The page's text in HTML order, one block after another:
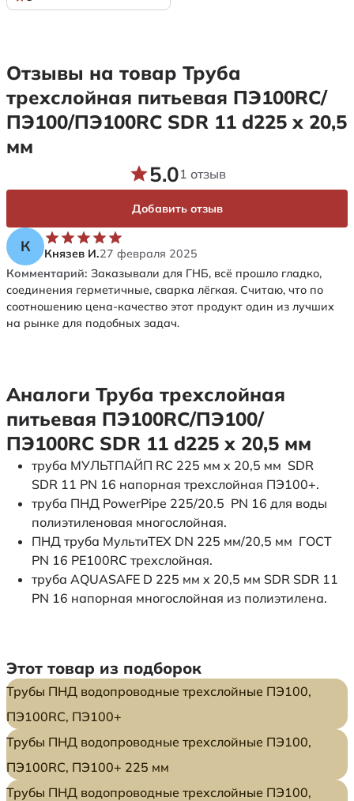
Отзывы на товар Труба
трехслойная питьевая ПЭ100RC/
ПЭ100/ПЭ100RC SDR 11 d225 х 20,5
мм
К Князев И.27 февраля 2025
Комментарий: Заказывали для ГНБ, всё прошло гладко,
соединения герметичные, сварка лёгкая. Считаю, что по
соотношению цена-качество этот продукт один из лучших
на рынке для подобных задач.
5.01 отзыв
Добавить отзыв
Аналоги Труба трехслойная
питьевая ПЭ100RC/ПЭ100/
ПЭ100RC SDR 11 d225 х 20,5 мм
труба МУЛЬТПАЙП RC 225 мм x 20,5 мм SDR
SDR 11 PN 16 напорная трехслойная ПЭ100+.
труба ПНД PowerPipe 225/20.5 PN 16 для воды
полиэтиленовая многослойная.
ПНД труба МультиТЕХ DN 225 мм/20,5 мм ГОСТ
PN 16 PE100RC трехслойная.
труба AQUASAFE D 225 мм x 20,5 мм SDR SDR 11
PN 16 напорная многослойная из полиэтилена.
Этот товар из подборок
Трубы ПНД водопроводные трехслойные ПЭ100,
ПЭ100RC, ПЭ100+
Трубы ПНД водопроводные трехслойные ПЭ100,
ПЭ100RC, ПЭ100+ 225 мм
Трубы ПНД водопроводные трехслойные ПЭ100,